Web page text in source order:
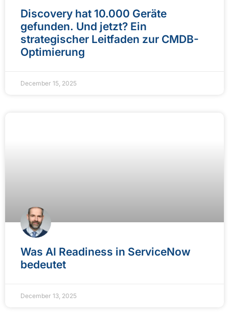
Discovery hat 10.000 Geräte
gefunden. Und jetzt? Ein
strategischer Leitfaden zur CMDB-
Optimierung
December 15, 2025
Was AI Readiness in ServiceNow
bedeutet
December 13, 2025